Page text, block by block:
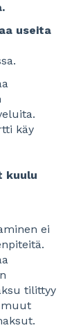
useita
käy
kuulu
ei
tilittyy
muut